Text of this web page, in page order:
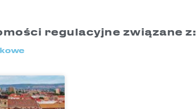
regulacyjne związane z: